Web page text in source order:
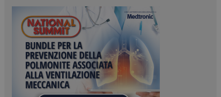
ARRAffinitySameSite
Microsoft Corporation
.www.dailyhealthindustry.it